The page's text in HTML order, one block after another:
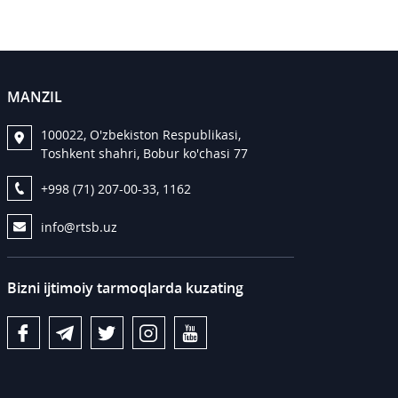
MANZIL
100022, O'zbekiston Respublikasi,
Toshkent shahri, Bobur ko'chasi 77
+998 (71) 207-00-33, 1162
info@rtsb.uz
Bizni ijtimoiy tarmoqlarda kuzating